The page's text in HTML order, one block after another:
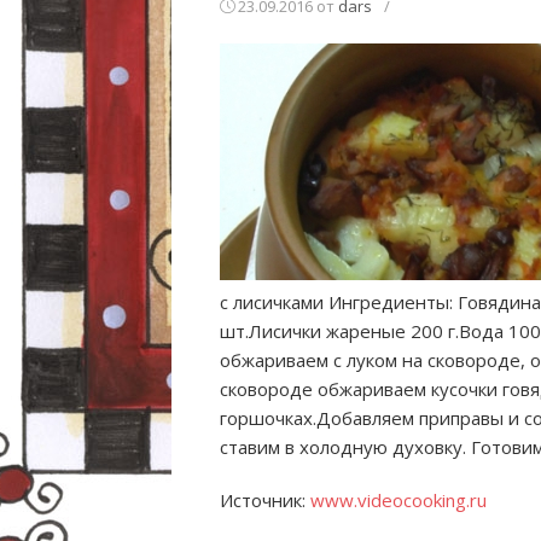
23.09.2016 от dars /
с лисичками Ингредиенты:
шт.Лисички жареные 200 г.Вода
обжариваем с луком на сковороде,
сковороде обжариваем кусочки
горшочках.Добавляем приправы и
ставим в холодную духовку.
Источник: www.videocooking.ru